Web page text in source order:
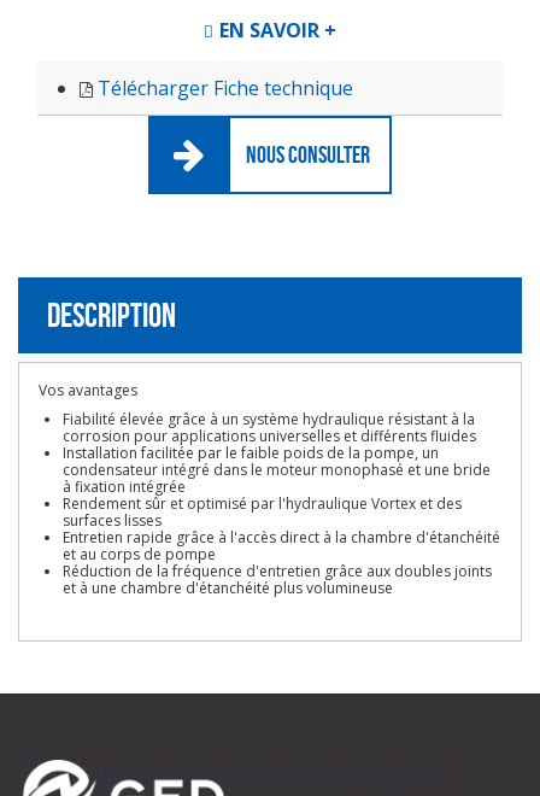
EN SAVOIR +
Télécharger Fiche technique
NOUS CONSULTER
Description
Vos avantages
Fiabilité élevée grâce à un système hydraulique résistant à la
corrosion pour applications universelles et différents fluides
Installation facilitée par le faible poids de la pompe, un
condensateur intégré dans le moteur monophasé et une bride
à fixation intégrée
Rendement sûr et optimisé par l'hydraulique Vortex et des
surfaces lisses
Entretien rapide grâce à l'accès direct à la chambre d'étanchéité
et au corps de pompe
Réduction de la fréquence d'entretien grâce aux doubles joints
et à une chambre d'étanchéité plus volumineuse